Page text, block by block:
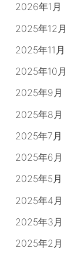
2026年1月
2025年12月
2025年11月
2025年10月
2025年9月
2025年8月
2025年7月
2025年6月
2025年5月
2025年4月
2025年3月
2025年2月